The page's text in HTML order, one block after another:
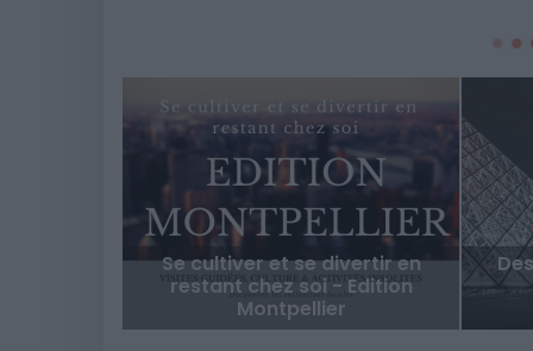
Se cultiver et se divertir en
restant chez soi - Edition
Montpellier